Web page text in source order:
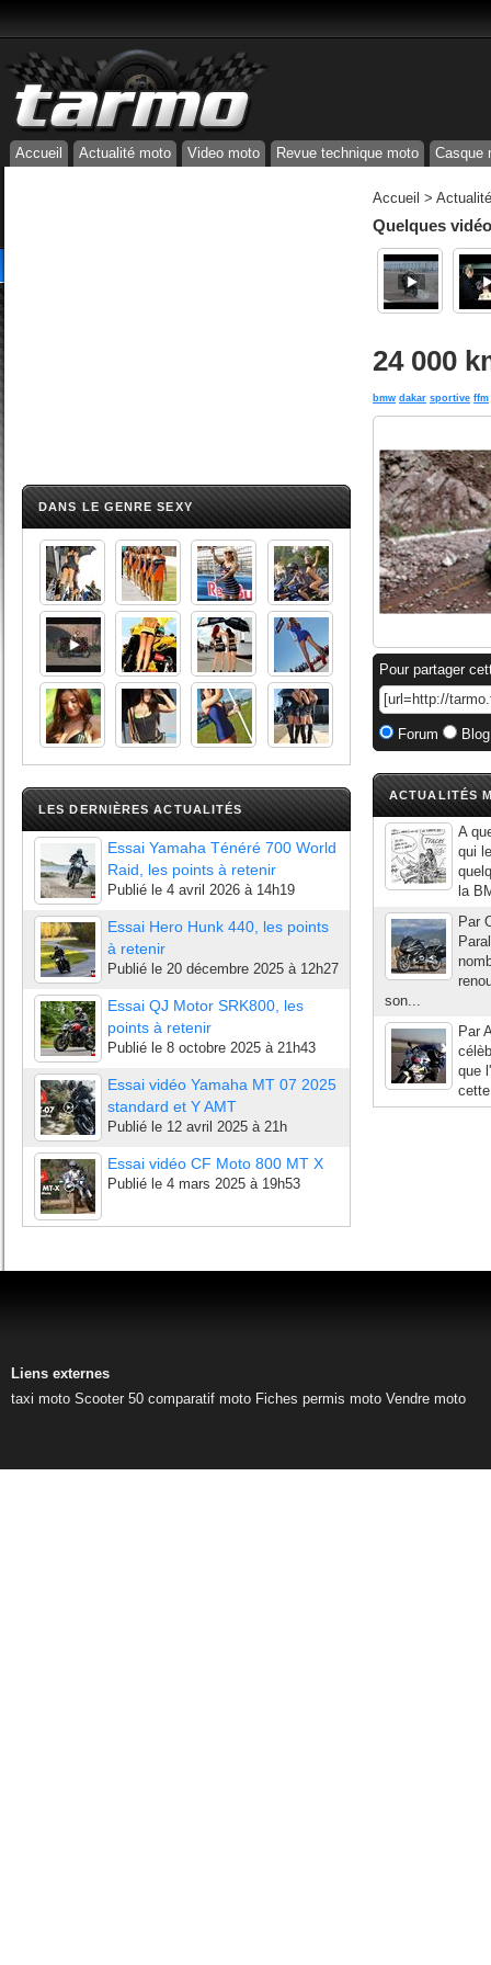
Accueil Actualité moto Video moto Revue technique moto Casque
DANS LE GENRE SEXY
LES DERNIÈRES ACTUALITÉS
Essai Yamaha Ténéré 700 World
Raid, les points à retenir
Publié le 4 avril 2026 à 14h19
Essai Hero Hunk 440, les points
à retenir
Publié le 20 décembre 2025 à 12h27
Essai QJ Motor SRK800, les
points à retenir
Publié le 8 octobre 2025 à 21h43
Essai vidéo Yamaha MT 07 2025
standard et Y AMT
Publié le 12 avril 2025 à 21h
Essai vidéo CF Moto 800 MT X
Publié le 4 mars 2025 à 19h53
Accueil >
Quelques
24 000
bmw dakar sportive ffm
Pour partager
Forum
ACTUALITÉS
A
qui
la
Par
son...
Par
que
Liens externes
taxi moto Scooter 50 comparatif moto Fiches permis moto Vendre moto